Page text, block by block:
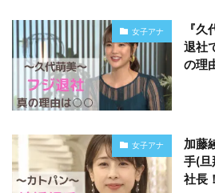
女子アナ
『
退社
の理
女子アナ
加藤
手(旦
社長